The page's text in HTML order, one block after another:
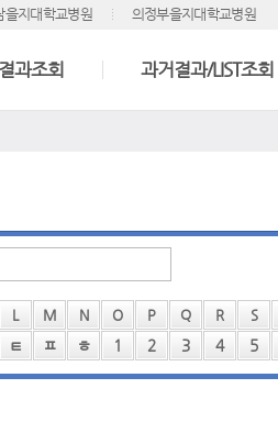
을지대학교병원 의정부을지대학교병원
과조회 과거결과/LIST조회
L M N O P Q R S
ㅌ ㅍ ㅎ 1 2 3 4 5